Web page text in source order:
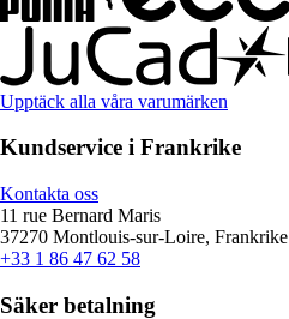
Upptäck alla våra varumärken
Kundservice i Frankrike
Kontakta oss
11 rue Bernard Maris
37270 Montlouis-sur-Loire, Frankrike
+33 1 86 47 62 58
Säker betalning